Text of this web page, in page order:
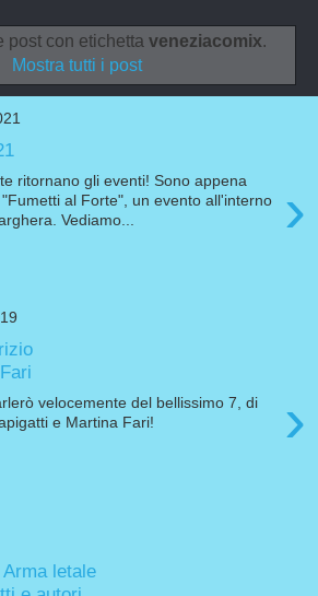
post con etichetta veneziacomix.
Mostra tutti i post
›
ritornano gli eventi! Sono appena
al Forte", un evento all'interno
Vediamo...
›
velocemente del bellissimo 7, di
e Martina Fari!
letale